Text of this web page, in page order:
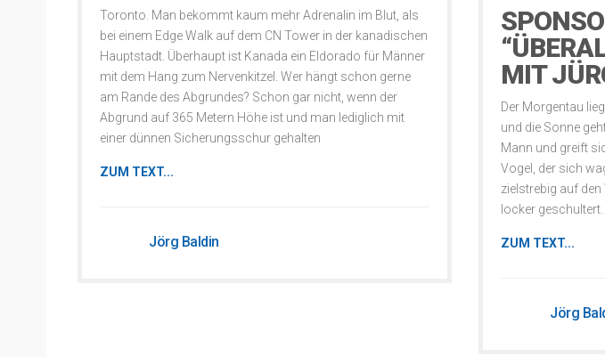
Toronto. Man bekommt kaum mehr Adrenalin im Blut, als
bei einem Edge Walk auf dem CN Tower in der kanadischen
Hauptstadt. Überhaupt ist Kanada ein Eldorado für Männer
mit dem Hang zum Nervenkitzel. Wer hängt schon gerne
am Rande des Abgrundes? Schon gar nicht, wenn der
Abgrund auf 365 Metern Höhe ist und man lediglich mit
einer dünnen Sicherungsschur gehalten
ZUM TEXT...
Jörg Baldin
MIT
Der Morgentau
und die Sonne
Mann und greift
Vogel, der sich
zielstrebig auf
locker
ZUM TEXT...
Jörg